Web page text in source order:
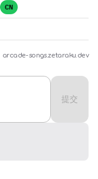
CN
arcade-songs.zetaraku.dev
提交